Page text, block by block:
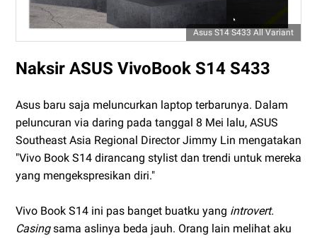
Asus S14 S433 All Variant
Naksir ASUS VivoBook S14 S433
Asus baru saja meluncurkan laptop terbarunya. Dalam
peluncuran via daring pada tanggal 8 Mei lalu, ASUS
Southeast Asia Regional Director Jimmy Lin mengatakan
"Vivo Book S14 dirancang stylist dan trendi untuk mereka
yang mengekspresikan diri."
Vivo Book S14 ini pas banget buatku yang introvert.
Casingsama aslinya beda jauh. Orang lain melihat aku